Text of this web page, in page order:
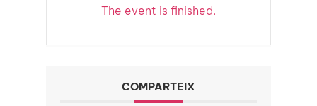
The event is finished.
COMPARTEIX